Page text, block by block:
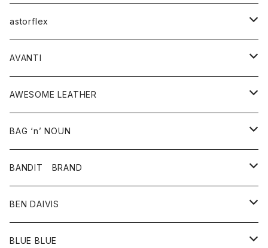
スカート
バッグ
シューズ
アクセサリー
その他雑貨
コート
ジャケット
トップス
ベスト
シャツ
ワンピース
ボトム
スカート
パンツ
グッズ
靴
アクセサリー
ウォレット
バッグ
astorflex
グッズ
靴
AVANTI
シャツ
AWESOME LEATHER
アウター
革ジャケット
BAG ‘n’ NOUN
アクセサリー
バッグ
ポーチ
BANDIT BRAND
トップス
Ｔシャツ
BEN DAIVIS
ポトム
BLUE BLUE